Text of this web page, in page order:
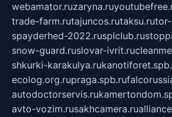
webamator.ruzaryna.ru
trade-farm.rutajuncos.rutaksu.ru
spayderhed-2022.rusplclub.ru
snow-guard.ruslovar-ivrit.ru
shkurki-karakulya.ru
ecolog.org.rupraga.spb.ru
autodoctorservis.ru
avto-vozim.rusakhcamera.ru